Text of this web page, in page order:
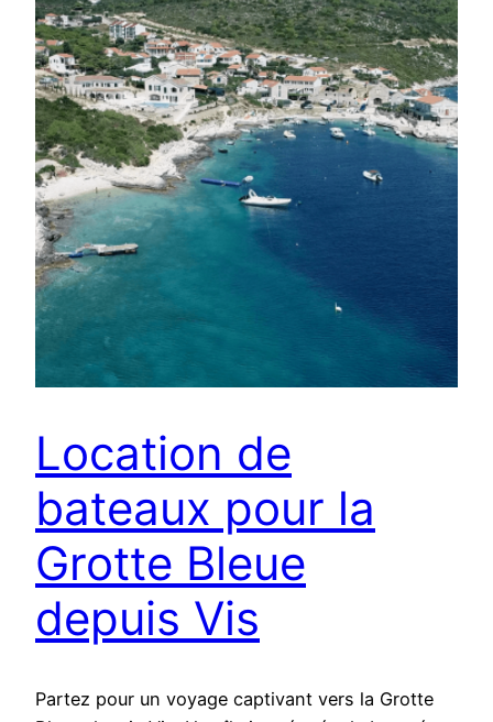
Location de
bateaux pour la
Grotte Bleue
depuis Vis
Partez pour un voyage captivant vers la Grotte